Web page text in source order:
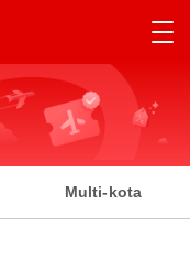
Multi-kota